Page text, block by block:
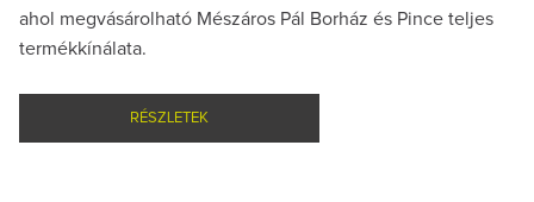
ahol megvásárolható Mészáros Pál Borház és Pince teljes
termékkínálata.
RÉSZLETEK